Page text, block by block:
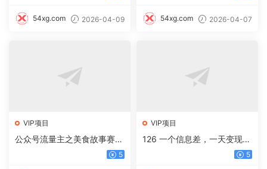
54xg.com 2026-04-09 54xg.com 2026-04-07
VIP项目
公众号流量主之美食故事赛
道，起号快+高互动，8天就 5
VIP项目
126 一个信息差，一天变现5
00+，需求量大，复购强，无
5